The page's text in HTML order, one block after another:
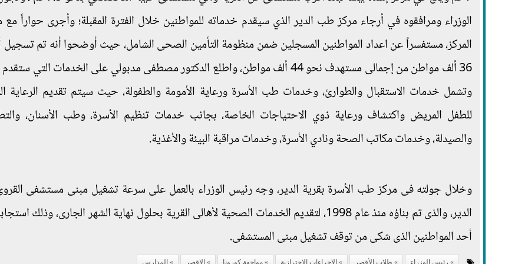
الوزراء ومرافقوه في أرجاء مركز طب الدير الذي سيقدم خدماته للمواطنين خلال الفترة المقبلة؛ وأجرى حواراً
المركز، مستفسراً عن اعداد المواطنين المسجلين ضمن منظومة التأمين الصحى الشامل، حيث أوضحوا أنه تم تسجيل
36 ألف مواطن من إجمالى مستهدف نحو 44 ألف مواطن، واطلع الدكتور مصطفى مدبولي على الخدمات التي
وتشمل خدمات الاستقبال والطوارئ، وخدمات طب الأسرة ورعاية الأمومة والطفولة، حيث سيتم تقديم الرعاية
للطفل المريض واكتشاف ورعاية ذوي الاحتياجات الخاصة، بجانب خدمات تنظيم الأسرة، وطب الأسنان،
والصيدلة، وخدمات مكاتب الصحة ونادي الأسرة، وخدمات مراقبة البيئة والأغذية.
وخلال جولته فى مركز طب الأسرة بقرية الدير، وجه رئيس الوزراء بالعمل على سرعة تشغيل مبنى مستشفى
الدير، والذى تم بناؤه منذ عام 1998، لتقديم الخدمات الصحية لأهالى القرية بحلول نهاية الشهر الجارى، وذلك
أحد المواطنين الذى شكى من توقف تشغيل مبنى المستشفى.
رئيس الوزراء طلاب الأقصر الإجراءات الاحترازية مواجهة كورونا الاقصر المدارس